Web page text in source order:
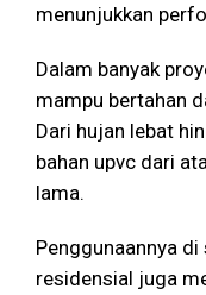
menunjukkan
Dalam banyak
mampu bertahan
Dari hujan lebat
bahan upvc dari
lama.
Penggunaannya
residensial juga